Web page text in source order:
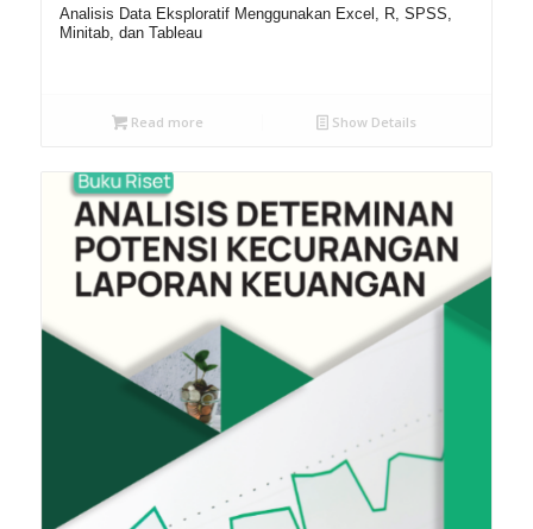
Analisis Data Eksploratif Menggunakan Excel, R, SPSS,
Minitab, dan Tableau
Read more Show Details